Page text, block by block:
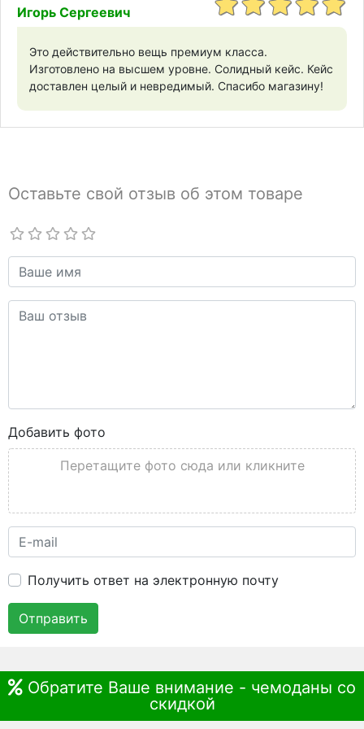
Игорь Сергеевич
Это действительно вещь премиум класса.
Изготовлено на высшем уровне. Солидный кейс. Кейс
доставлен целый и невредимый. Спасибо магазину!
Оставьте свой отзыв об этом товаре
Добавить фото
Перетащите фото сюда или кликните
Получить ответ на электронную почту
Отправить
Обратите Ваше внимание - чемоданы со
скидкой